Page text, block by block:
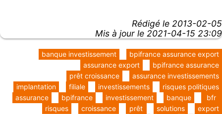
Rédigé le 2013-02-05
Mis à jour le 2021-04-15 23:09
bpifrance assurance export
banque investissement
bpifrance assurance
assurance export
assurance investissements
prêt croissance
risques politiques
investissements
filiale
implantation
bfr
banque
investissement
bpifrance
assurance
export
solutions
prêt
croissance
risques